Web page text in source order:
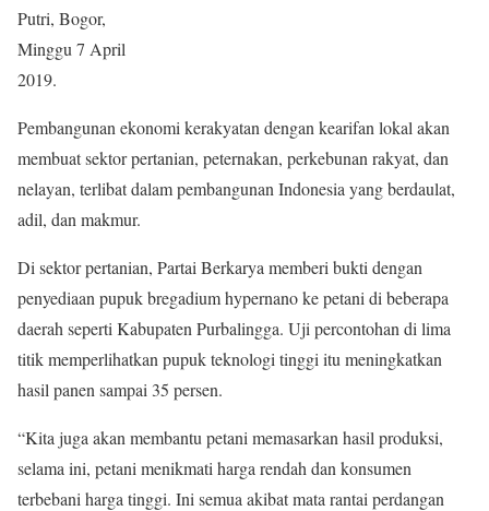
Putri, Bogor,
Minggu 7 April
2019.
Pembangunan ekonomi kerakyatan dengan kearifan lokal akan
membuat sektor pertanian, peternakan, perkebunan rakyat, dan
nelayan, terlibat dalam pembangunan Indonesia yang berdaulat,
adil, dan makmur.
Di sektor pertanian, Partai Berkarya memberi bukti dengan
penyediaan pupuk bregadium hypernano ke petani di beberapa
daerah seperti Kabupaten Purbalingga. Uji percontohan di lima
titik memperlihatkan pupuk teknologi tinggi itu meningkatkan
hasil panen sampai 35 persen.
“Kita juga akan membantu petani memasarkan hasil produksi,
selama ini, petani menikmati harga rendah dan konsumen
terbebani harga tinggi. Ini semua akibat mata rantai perdangan